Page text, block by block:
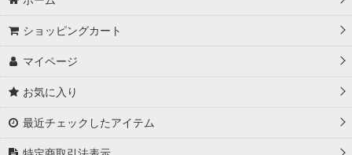
ショッピングカート
マイページ
お気に入り
最近チェックしたアイテム